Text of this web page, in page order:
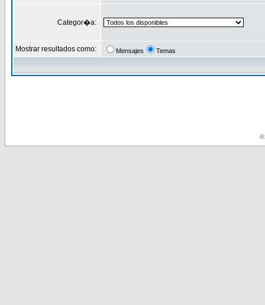
Categor�a:
Mostrar resultados como: Mensajes Temas
©